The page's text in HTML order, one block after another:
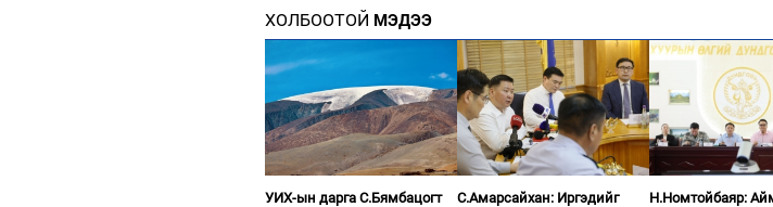
ХОЛБООТОЙ МЭДЭЭ
УИХ-ын дарга С.Бямбацогт С.Амарсайхан: Иргэдийг Н.Номтойбаяр: